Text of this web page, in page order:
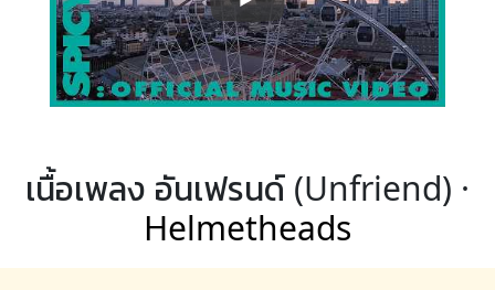
เนื้อเพลง อันเฟรนด์ (Unfriend) ·
Helmetheads